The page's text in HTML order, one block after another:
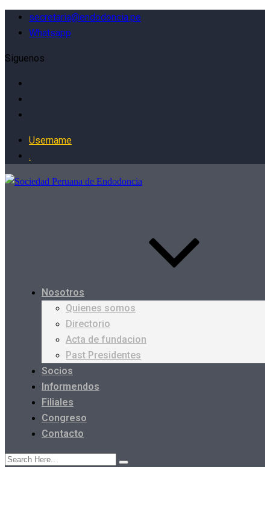
secretaria@endodoncia.pe
Whatsapp
Siguenos
Username
.
Nosotros
Quienes somos
Directorio
Acta de fundacion
Past Presidentes
Socios
Informendos
Filiales
Congreso
Contacto